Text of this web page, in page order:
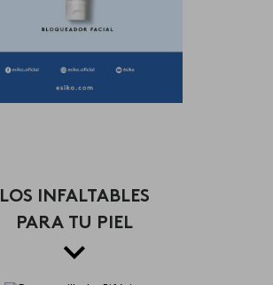
LOS INFALTABLES
PARA TU PIEL